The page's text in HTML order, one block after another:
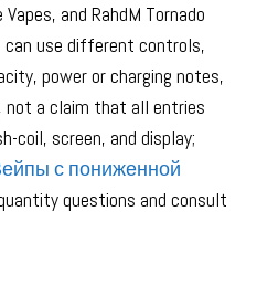
and RahdM Tornado
can use different controls,
power or charging notes,
not a claim that all entries
coil, screen, and display;
с пониженной
questions and consult